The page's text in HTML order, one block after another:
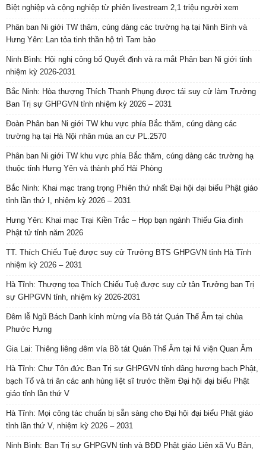
Biệt nghiệp và cộng nghiệp từ phiên livestream 2,1 triệu người xem
Phân ban Ni giới TW thăm, cúng dàng các trường hạ tại Ninh Bình và
Hưng Yên: Lan tỏa tinh thần hộ trì Tam bảo
Ninh Bình: Hội nghị công bố Quyết định và ra mắt Phân ban Ni giới tỉnh
nhiệm kỳ 2026-2031
Bắc Ninh: Hòa thượng Thích Thanh Phụng được tái suy cử làm Trưởng
Ban Trị sự GHPGVN tỉnh nhiệm kỳ 2026 – 2031
Đoàn Phân ban Ni giới TW khu vực phía Bắc thăm, cúng dàng các
trường hạ tại Hà Nội nhân mùa an cư PL.2570
Phân ban Ni giới TW khu vực phía Bắc thăm, cúng dàng các trường hạ
thuộc tỉnh Hưng Yên và thành phố Hải Phòng
Bắc Ninh: Khai mạc trang trọng Phiên thứ nhất Đại hội đại biểu Phật giáo
tỉnh lần thứ I, nhiệm kỳ 2026 – 2031
Hưng Yên: Khai mạc Trại Kiền Trắc – Họp bạn ngành Thiếu Gia đình
Phật tử tỉnh năm 2026
TT. Thích Chiếu Tuệ được suy cử Trưởng BTS GHPGVN tỉnh Hà Tĩnh
nhiệm kỳ 2026 – 2031
Hà Tĩnh: Thượng tọa Thích Chiếu Tuệ được suy cử tân Trưởng ban Trị
sự GHPGVN tỉnh, nhiệm kỳ 2026-2031
Đêm lễ Ngũ Bách Danh kính mừng vía Bồ tát Quán Thế Âm tại chùa
Phước Hưng
Gia Lai: Thiêng liêng đêm vía Bồ tát Quán Thế Âm tại Ni viện Quan Âm
Hà Tĩnh: Chư Tôn đức Ban Trị sự GHPGVN tỉnh dâng hương bạch Phật,
bạch Tổ và tri ân các anh hùng liệt sĩ trước thềm Đại hội đại biểu Phật
giáo tỉnh lần thứ V
Hà Tĩnh: Mọi công tác chuẩn bị sẵn sàng cho Đại hội đại biểu Phật giáo
tỉnh lần thứ V, nhiệm kỳ 2026 – 2031
Ninh Bình: Ban Trị sự GHPGVN tỉnh và BĐD Phật giáo Liên xã Vụ Bản,